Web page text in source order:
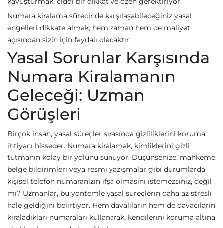
Numara kiralama sürecinde karşılaşabileceğiniz yasal
engelleri dikkate almak, hem zaman hem de maliyet
açısından sizin için faydalı olacaktır.
Yasal Sorunlar Karşısında
Numara Kiralamanın
Geleceği: Uzman
Görüşleri
Birçok insan, yasal süreçler sırasında gizliliklerini koruma
ihtiyacı hisseder. Numara kiralamak, kimliklerini gizli
tutmanın kolay bir yolunu sunuyor. Düşünsenize, mahkeme
belge bildirimleri veya resmi yazışmalar gibi durumlarda
kişisel telefon numaranızın ifşa olmasını istemezsiniz, değil
mi? Uzmanlar, bu yöntemle yasal süreçlerin daha az stresli
hale geldiğini belirtiyor. Hem davalıların hem de davacıların
kiraladıkları numaraları kullanarak, kendilerini koruma altına